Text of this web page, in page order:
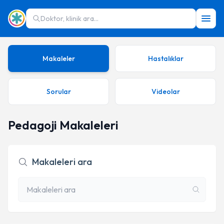
Doktor, klinik ara...
Makaleler Hastalıklar
Sorular Videolar
Pedagoji Makaleleri
Makaleleri ara